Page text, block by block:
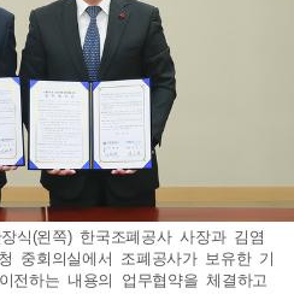
식(왼쪽) 한국조폐공사 사장과 김염
중회의실에서 조폐공사가 보유한 기
전하는 내용의 업무협약을 체결하고